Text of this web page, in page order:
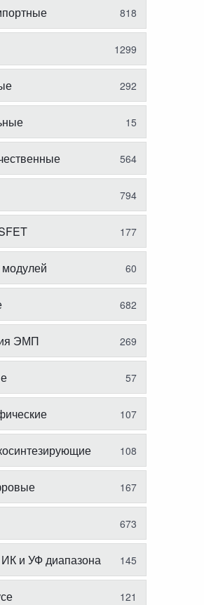
818
1299
292
15
564
794
177
60
682
ЭМП 269
57
107
108
167
673
и УФ диапазона 145
121